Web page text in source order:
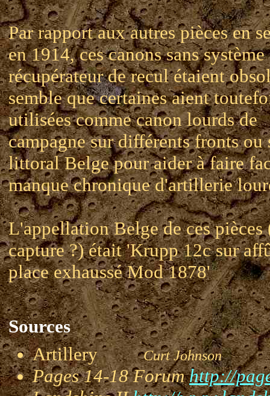
Par rapport aux autres pièces en
en 1914, ces canons sans système
récupérateur de recul étaient
semble que certaines aient
utilisées comme canon lourds de
campagne sur différents fronts ou
littoral Belge pour aider à faire
manque chronique d'artillerie
L'appellation Belge de ces pièces
capture ?) était 'Krupp 12c sur
place exhaussé Mod 1878'
Sources
ArtilleryCurt Johnson
Pages 14-18 Forumhttp://